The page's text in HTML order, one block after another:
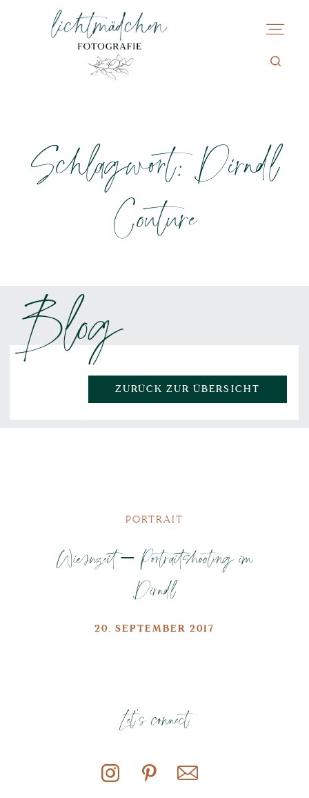
Schlagwort: Dirndl
Couture
Blog
ZURÜCK ZUR ÜBERSICHT
PORTRAIT
Wiesnzeit – Portraitshooting im
Dirndl
20. SEPTEMBER 2017
Let's connect